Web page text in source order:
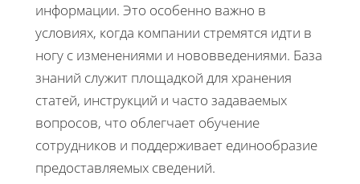
информации. Это особенно важно в
условиях, когда компании стремятся идти в
ногу с изменениями и нововведениями. База
знаний служит площадкой для хранения
статей, инструкций и часто задаваемых
вопросов, что облегчает обучение
сотрудников и поддерживает единообразие
предоставляемых сведений.